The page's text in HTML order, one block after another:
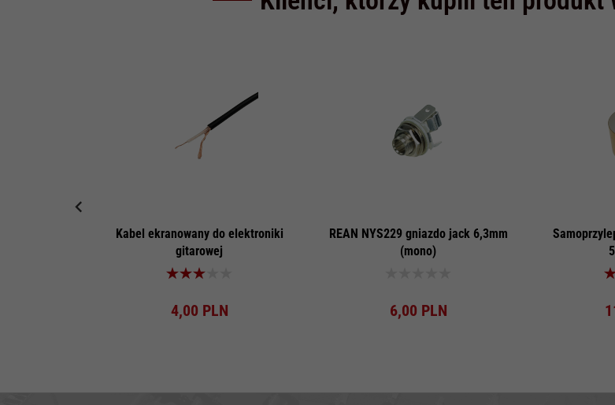
Kabel ekranowany do elektroniki
gitarowej
4,00 PLN
REAN NYS229 gniazdo jack 6,3mm
(mono)
6,00 PLN